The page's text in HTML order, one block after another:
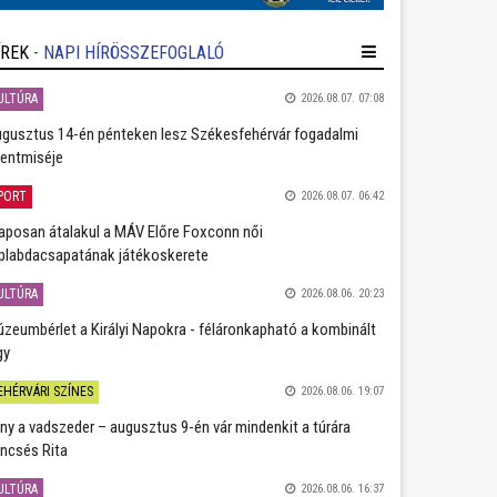
- NAPI HÍRÖSSZEFOGLALÓ
2026.08.07. 07:08
14-én pénteken lesz Székesfehérvár fogadalmi
2026.08.07. 06:42
átalakul a MÁV Előre Foxconn női
játékoskerete
2026.08.06. 20:23
a Királyi Napokra - féláronkapható a kombinált
SZÍNES 2026.08.06. 19:07
a vadszeder – augusztus 9-én vár mindenkit a túrára
Rita
2026.08.06. 16:37